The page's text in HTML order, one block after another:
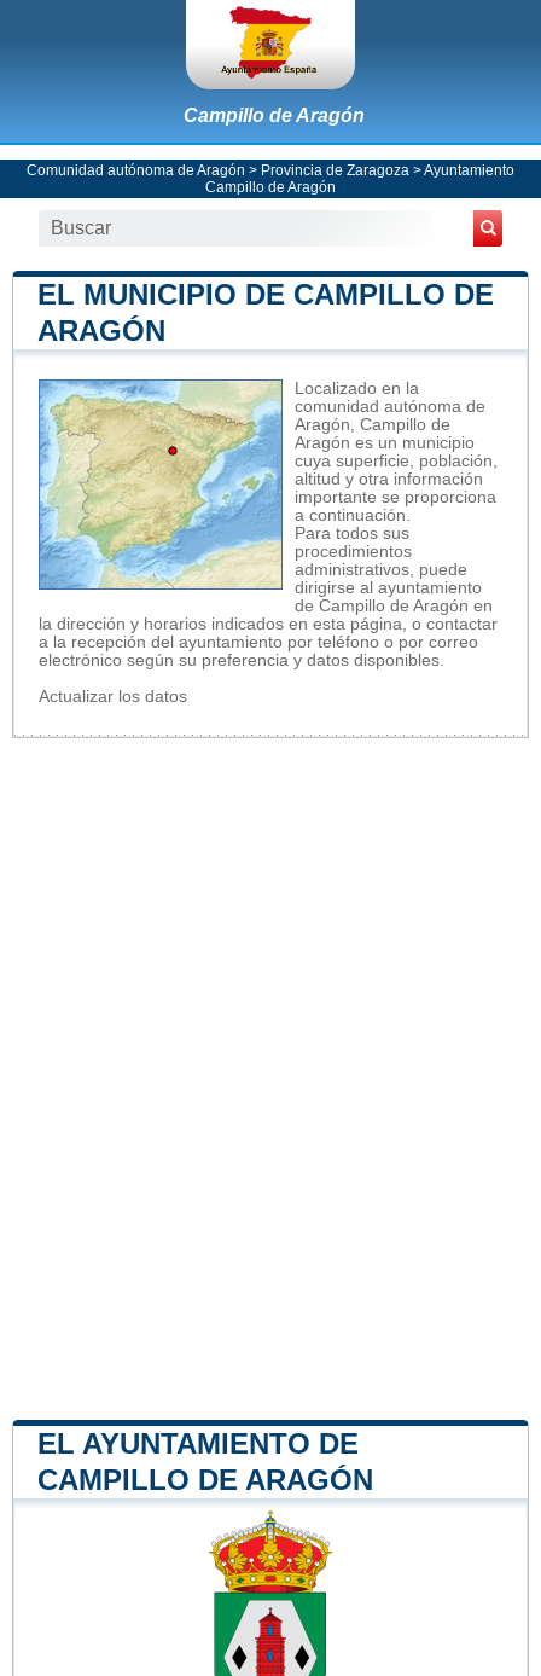
Campillo de Aragón
Comunidad autónoma de Aragón > Provincia de Zaragoza >Ayuntamiento
Campillo de Aragón
EL MUNICIPIO DE CAMPILLO DE
ARAGÓN
Localizado en la
comunidad autónoma de
Aragón, Campillo de
Aragón es un municipio
cuya superficie, población,
altitud y otra información
importante se proporciona
a continuación.
Para todos sus
procedimientos
administrativos, puede
dirigirse al ayuntamiento
de Campillo de Aragón en
la dirección y horarios indicados en esta página, o contactar
a la recepción del ayuntamiento por teléfono o por correo
electrónico según su preferencia y datos disponibles.
Actualizar los datos
EL AYUNTAMIENTO DE
CAMPILLO DE ARAGÓN